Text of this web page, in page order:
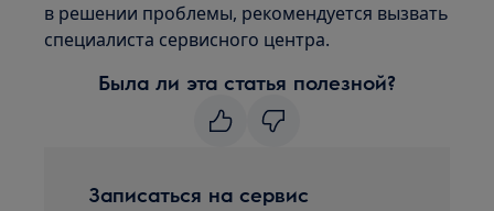
в решении проблемы, рекомендуется вызвать
специалиста сервисного центра.
Была ли эта статья полезной?
Записаться на сервис